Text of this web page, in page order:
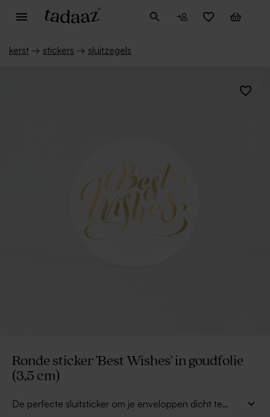
kerst → stickers → sluitzegels
Ronde sticker 'Best Wishes' in goudfolie
(3,5 cm)
De perfecte sluitsticker om je enveloppen dicht te